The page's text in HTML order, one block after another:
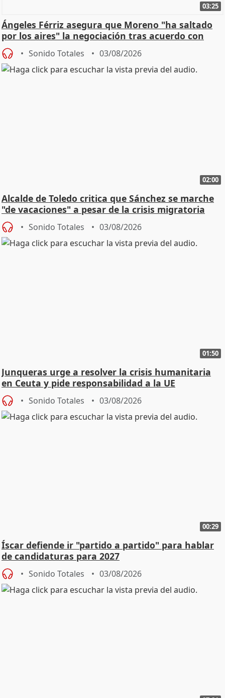
03:25
Ángeles Férriz asegura que Moreno "ha saltado
por los aires" la negociación tras acuerdo con
SMA
Sonido Totales 03/08/2026
02:00
Alcalde de Toledo critica que Sánchez se marche
"de vacaciones" a pesar de la crisis migratoria
Sonido Totales 03/08/2026
01:50
Junqueras urge a resolver la crisis humanitaria
en Ceuta y pide responsabilidad a la UE
Sonido Totales 03/08/2026
00:29
Íscar defiende ir "partido a partido" para hablar
de candidaturas para 2027
Sonido Totales 03/08/2026